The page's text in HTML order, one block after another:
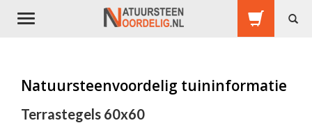
Toggle
Natuursteenvoordelig tuininformatie
Terrastegels 60x60